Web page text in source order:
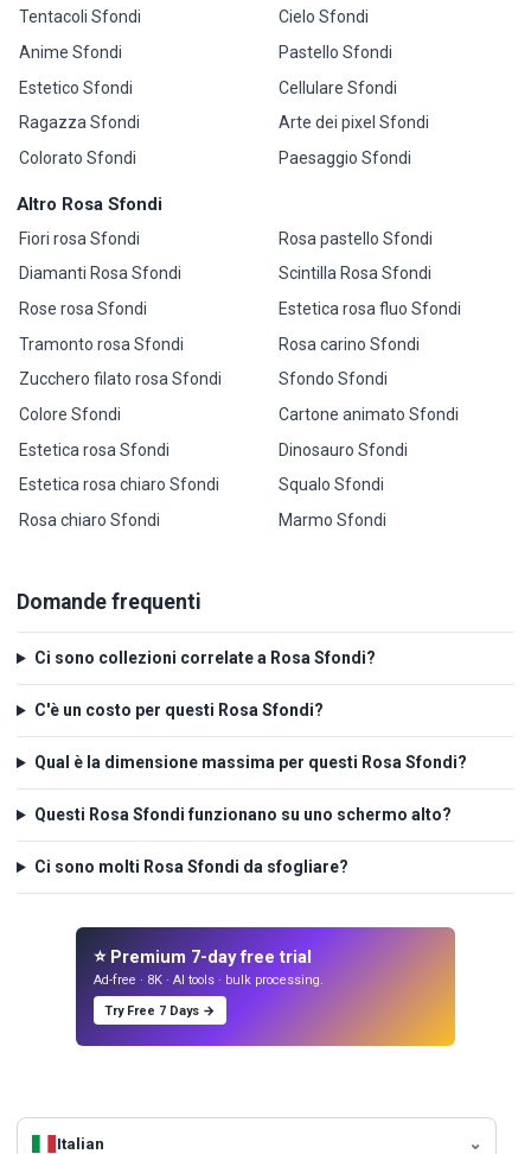
Tentacoli Sfondi
Anime Sfondi
Estetico Sfondi
Ragazza Sfondi
Colorato Sfondi
Cielo Sfondi
Pastello Sfondi
Cellulare Sfondi
Arte dei pixel Sfondi
Paesaggio Sfondi
Altro Rosa Sfondi
Fiori rosa Sfondi
Diamanti Rosa Sfondi
Rose rosa Sfondi
Tramonto rosa Sfondi
Zucchero filato rosa Sfondi
Colore Sfondi
Estetica rosa Sfondi
Estetica rosa chiaro Sfondi
Rosa chiaro Sfondi
Rosa pastello Sfondi
Scintilla Rosa Sfondi
Estetica rosa fluo Sfondi
Rosa carino Sfondi
Sfondo Sfondi
Cartone animato Sfondi
Dinosauro Sfondi
Squalo Sfondi
Marmo Sfondi
Domande frequenti
Ci sono collezioni correlate a Rosa Sfondi?
C'è un costo per questi Rosa Sfondi?
Qual è la dimensione massima per questi Rosa Sfondi?
Questi Rosa Sfondi funzionano su uno schermo alto?
Ci sono molti Rosa Sfondi da sfogliare?
⭐ Premium 7-day free trial
Ad-free · 8K · AI tools · bulk processing.
Try Free 7 Days →
Italian